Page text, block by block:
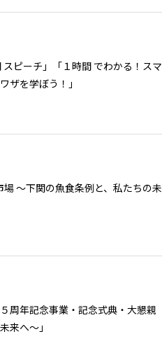
ピーチ」「１時間 でわかる！スマ
ザを学ぼう！」
～下関の魚食条例と、私たちの未
周年記念事業・記念式典・大懇親
へ～」